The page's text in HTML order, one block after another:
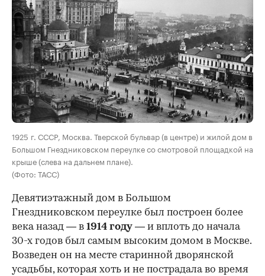
00:00 / 00:00
1925 г. СССР, Москва. Тверской бульвар (в центре) и жилой дом в
Большом Гнездниковском переулке со смотровой площадкой на
крыше (слева на дальнем плане).
(Фото: ТАСС)
Девятиэтажный дом в Большом
Гнездниковском переулке был построен более
века назад — в 1914 году — и вплоть до начала
30-х годов был самым высоким домом в Москве.
Возведен он на месте старинной дворянской
усадьбы, которая хоть и не пострадала во время